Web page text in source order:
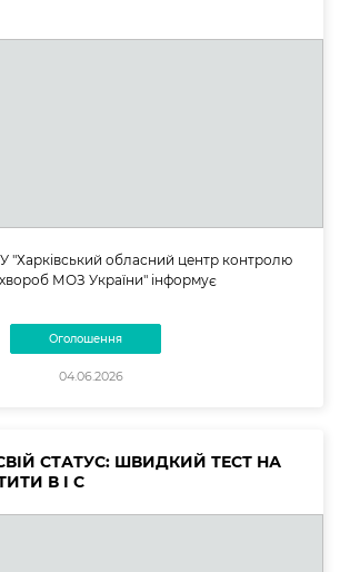
"Харківський обласний центр контролю
МОЗ України" інформує
Оголошення
04.06.2026
СТАТУС: ШВИДКИЙ ТЕСТ НА
В І С